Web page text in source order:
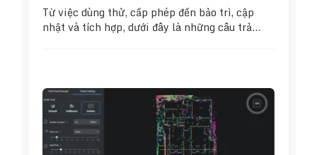
Từ việc dùng thử, cấp phép đến bảo trì, cập
nhật và tích hợp, dưới đây là những câu trả…